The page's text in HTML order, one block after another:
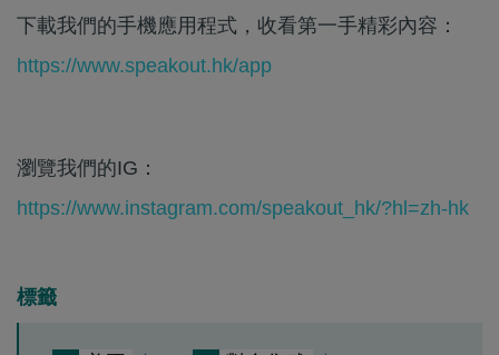
下載我們的手機應用程式，收看第一手精彩內容：
https://www.speakout.hk/app
瀏覽我們的IG：
https://www.instagram.com/speakout_hk/?hl=zh-hk
標籤